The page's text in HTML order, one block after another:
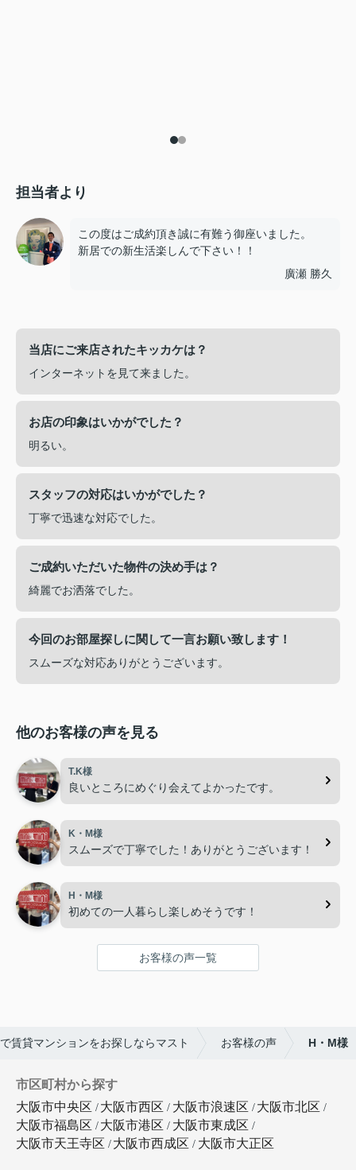
担当者より
この度はご成約頂き誠に有難う御座いました。
新居での新生活楽しんで下さい！！
廣瀬 勝久
当店にご来店されたキッカケは？
インターネットを見て来ました。
お店の印象はいかがでした？
明るい。
スタッフの対応はいかがでした？
丁寧で迅速な対応でした。
ご成約いただいた物件の決め手は？
綺麗でお洒落でした。
今回のお部屋探しに関して一言お願い致します！
スムーズな対応ありがとうございます。
他のお客様の声を見る
T.K様
良いところにめぐり会えてよかったです。
K・M様
スムーズで丁寧でした！ありがとうございます！
H・M様
初めての一人暮らし楽しめそうです！
お客様の声一覧
賃貸マンションをお探しならマスト お客様の声 H・M様
市区町村から探す
大阪市中央区
大阪市西区 大阪市浪速区
大阪市北区
大阪市福島区
大阪市港区
大阪市東成区
大阪市天王寺区
大阪市西成区 大阪市大正区